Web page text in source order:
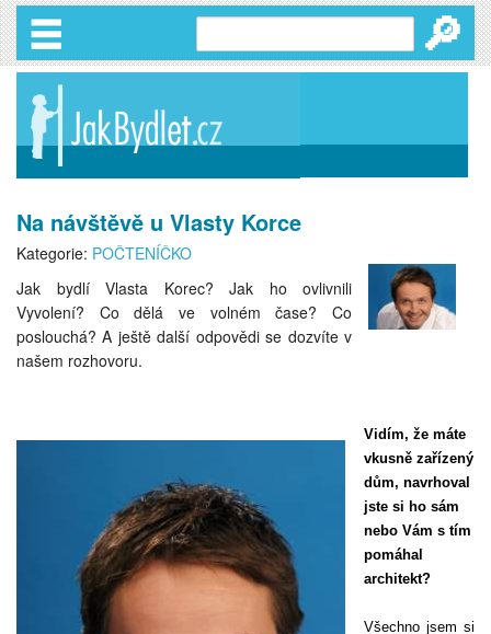
🔎
Na návštěvě u Vlasty Korce
Kategorie: POČTENÍČKO
Jak bydlí Vlasta Korec? Jak ho ovlivnili
Vyvolení? Co dělá ve volném čase? Co
poslouchá? A ještě další odpovědi se dozvíte v
našem rozhovoru.
Vidím, že máte
vkusně zařízený
dům, navrhoval
jste si ho sám
nebo Vám s tím
pomáhal
architekt?
Všechno jsem si